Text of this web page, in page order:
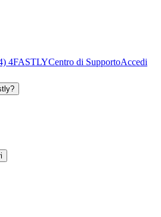
4FASTLYCentro di SupportoAccedi